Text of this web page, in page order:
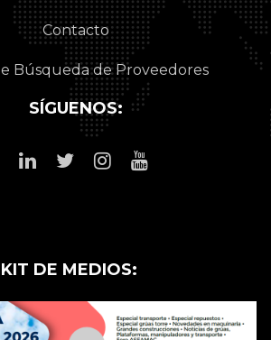
Contacto
Búsqueda de Proveedores
SÍGUENOS:
KIT DE MEDIOS: